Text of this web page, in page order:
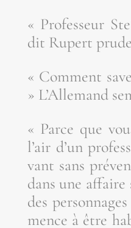
« Pro­fes­seur
dit Rupert
« Com­ment
» L’Al­le­mand
« Parce que
l’air d’un
vant sans
dans une
des
mence à être